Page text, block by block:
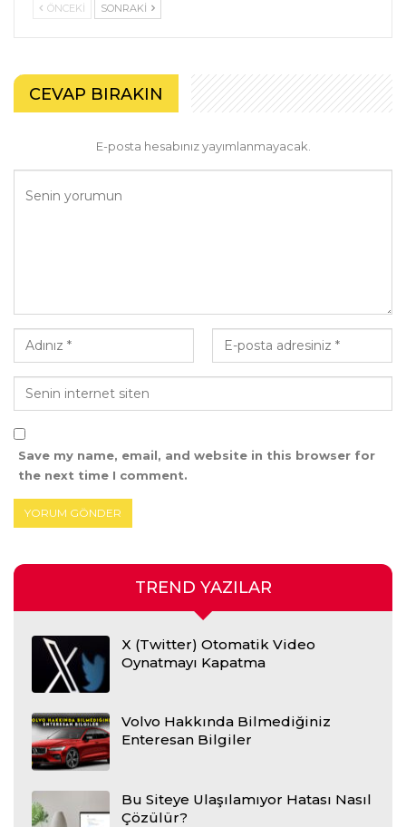
ÖNCEKI SONRAKI
CEVAP BIRAKIN
E-posta hesabınız yayımlanmayacak.
Save my name, email, and website in this browser for
the next time I comment.
TREND YAZILAR
X (Twitter) Otomatik Video
Oynatmayı Kapatma
Volvo Hakkında Bilmediğiniz
Enteresan Bilgiler
Bu Siteye Ulaşılamıyor Hatası Nasıl
Çözülür?